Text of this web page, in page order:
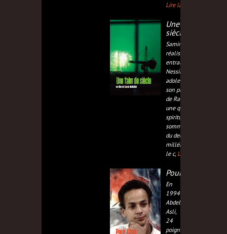
Lire la suite...
Une faim de
siècle
Samir Abdallah, le
réalisateur,
entraîne son fils,
Nessim, un
adolescent, pour
son premier jeûne
de Ramadan, dans
une quête
spirituelle. Nous
sommes à l’aube
du deuxième
millénaire. Dans
le c, Lire la suite...
Pour Titus
En septembre
1994 à Trappes,
Abdelmohcen
Asli, alias Titus,
24 ans, est
poignardé au cœur